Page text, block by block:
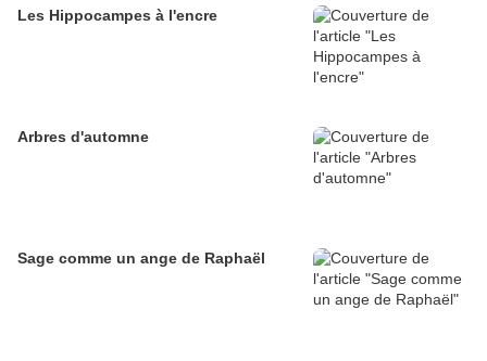
Les Hippocampes à l'encre
Arbres d'automne
Sage comme un ange de Raphaël